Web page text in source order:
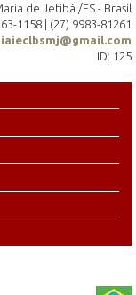
de Jetibá /ES - Brasil
1158 | (27) 9983-81261
ID: 125